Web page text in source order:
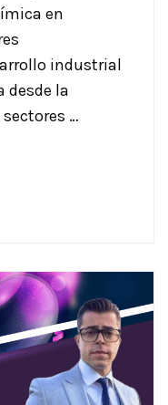
en
industrial
desde la
…